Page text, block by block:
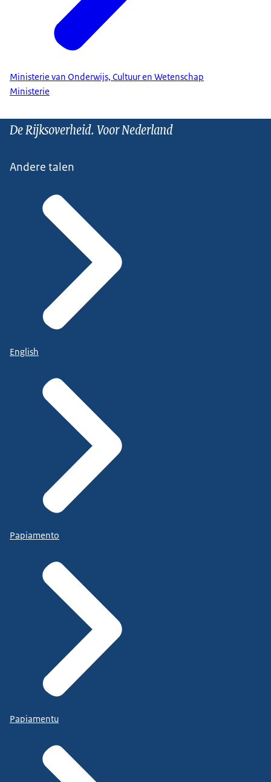
Ministerie van Onderwijs, Cultuur en Wetenschap
Ministerie
De Rijksoverheid. Voor Nederland
Andere talen
English
Papiamento
Papiamentu